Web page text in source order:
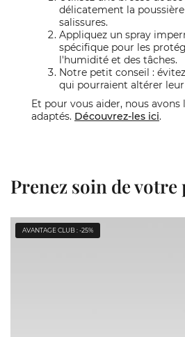
délicatement la
salissures.
Appliquez un spray
spécifique pour les
l'humidité et des tâches.
Notre petit conseil :
qui pourraient altérer leur
Et pour vous aider, nous
adaptés. Découvrez-les ici.
Prenez soin de votre
AVANTAGE CLUB : -25%